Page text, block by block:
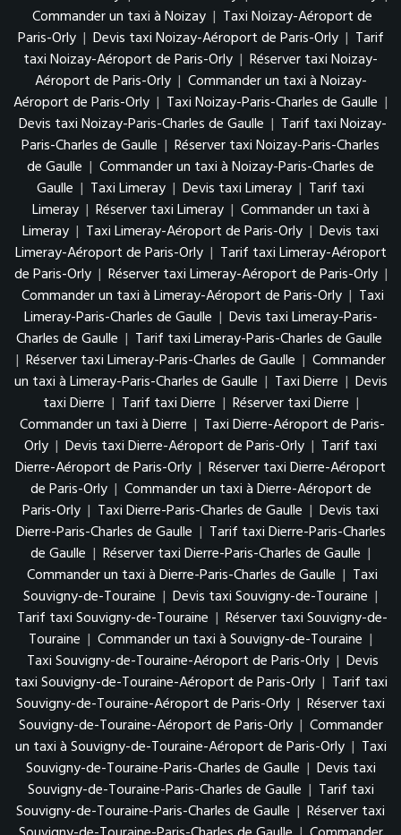
Commander un taxi à Noizay | Taxi Noizay-Aéroport de
Paris-Orly | Devis taxi Noizay-Aéroport de Paris-Orly | Tarif
taxi Noizay-Aéroport de Paris-Orly | Réserver taxi Noizay-
Aéroport de Paris-Orly | Commander un taxi à Noizay-
Aéroport de Paris-Orly | Taxi Noizay-Paris-Charles de Gaulle |
Devis taxi Noizay-Paris-Charles de Gaulle | Tarif taxi Noizay-
Paris-Charles de Gaulle | Réserver taxi Noizay-Paris-Charles
de Gaulle | Commander un taxi à Noizay-Paris-Charles de
Gaulle | Taxi Limeray | Devis taxi Limeray | Tarif taxi
Limeray | Réserver taxi Limeray | Commander un taxi à
Limeray | Taxi Limeray-Aéroport de Paris-Orly | Devis taxi
Limeray-Aéroport de Paris-Orly | Tarif taxi Limeray-Aéroport
de Paris-Orly | Réserver taxi Limeray-Aéroport de Paris-Orly |
Commander un taxi à Limeray-Aéroport de Paris-Orly | Taxi
Limeray-Paris-Charles de Gaulle | Devis taxi Limeray-Paris-
Charles de Gaulle | Tarif taxi Limeray-Paris-Charles de Gaulle
| Réserver taxi Limeray-Paris-Charles de Gaulle | Commander
un taxi à Limeray-Paris-Charles de Gaulle | Taxi Dierre | Devis
taxi Dierre | Tarif taxi Dierre | Réserver taxi Dierre |
Commander un taxi à Dierre | Taxi Dierre-Aéroport de Paris-
Orly | Devis taxi Dierre-Aéroport de Paris-Orly | Tarif taxi
Dierre-Aéroport de Paris-Orly | Réserver taxi Dierre-Aéroport
de Paris-Orly | Commander un taxi à Dierre-Aéroport de
Paris-Orly | Taxi Dierre-Paris-Charles de Gaulle | Devis taxi
Dierre-Paris-Charles de Gaulle | Tarif taxi Dierre-Paris-Charles
de Gaulle | Réserver taxi Dierre-Paris-Charles de Gaulle |
Commander un taxi à Dierre-Paris-Charles de Gaulle | Taxi
Souvigny-de-Touraine | Devis taxi Souvigny-de-Touraine |
Tarif taxi Souvigny-de-Touraine | Réserver taxi Souvigny-de-
Touraine | Commander un taxi à Souvigny-de-Touraine |
Taxi Souvigny-de-Touraine-Aéroport de Paris-Orly | Devis
taxi Souvigny-de-Touraine-Aéroport de Paris-Orly | Tarif taxi
Souvigny-de-Touraine-Aéroport de Paris-Orly | Réserver taxi
Souvigny-de-Touraine-Aéroport de Paris-Orly | Commander
un taxi à Souvigny-de-Touraine-Aéroport de Paris-Orly | Taxi
Souvigny-de-Touraine-Paris-Charles de Gaulle | Devis taxi
Souvigny-de-Touraine-Paris-Charles de Gaulle | Tarif taxi
Souvigny-de-Touraine-Paris-Charles de Gaulle | Réserver taxi